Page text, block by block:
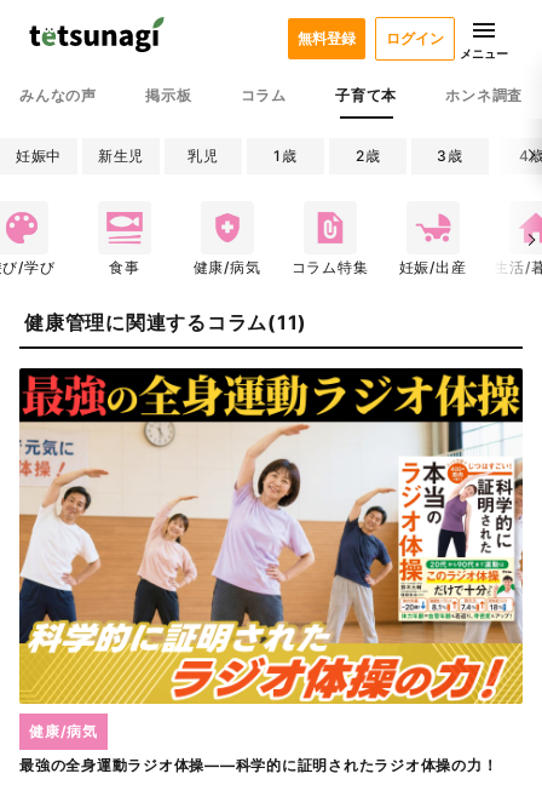
みんなの声 掲示板 コラム 子育て本 ホンネ調査
無料登録 ログイン
メニュー
妊娠中 新生児 乳児 1歳 2歳 3歳 4
び/学び 食事 健康/病気 コラム特集 妊娠/出産 生活/
健康管理に関連するコラム(11)
最強の全身運動ラジオ体操――科学的に証明されたラジオ体操の力！
健康/病気